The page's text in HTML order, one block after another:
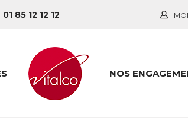
01 85 12 12 12
NOS